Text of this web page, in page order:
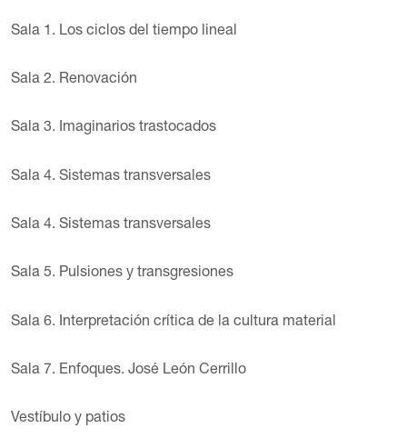
Sala 1. Los ciclos del tiempo lineal
Sala 2. Renovación
Sala 3. Imaginarios trastocados
Sala 4. Sistemas transversales
Sala 4. Sistemas transversales
Sala 5. Pulsiones y transgresiones
Sala 6. Interpretación crítica de la cultura material
Sala 7. Enfoques. José León Cerrillo
Vestíbulo y patios